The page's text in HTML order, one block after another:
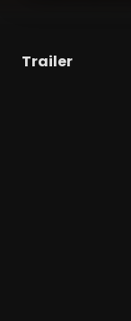
Trailer